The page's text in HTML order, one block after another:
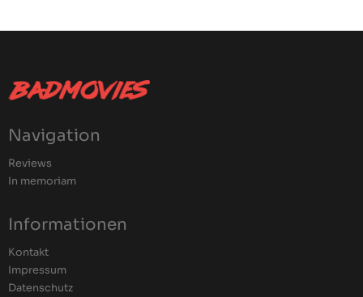
Navigation
Reviews
In memoriam
Informationen
Kontakt
Impressum
Datenschutz